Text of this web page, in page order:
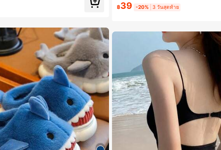
฿39 -20% 3 วันสุดท้าย